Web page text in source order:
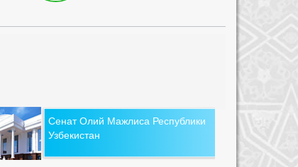
Сенат Олий Мажлиса Республики
Узбекистан